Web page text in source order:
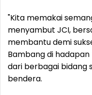
"Kita memakai
menyambut JCI,
membantu demi
Bambang di
dari berbagai bidang
bendera.